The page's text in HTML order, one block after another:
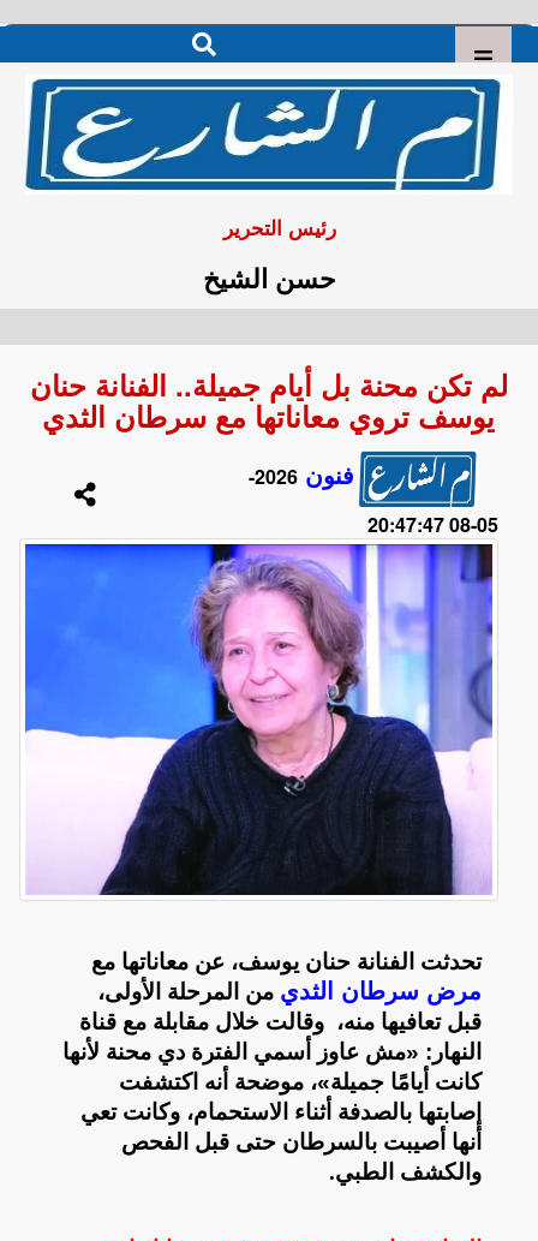
رئيس التحرير
حسن الشيخ
لم تكن محنة بل أيام جميلة.. الفنانة حنان
يوسف تروي معاناتها مع سرطان الثدي
فنون
2026-
05-08 20:47:47
تحدثت الفنانة حنان يوسف، عن معاناتها مع
مرض سرطان الثدي من المرحلة الأولى،
قبل تعافيها منه، وقالت خلال مقابلة مع قناة
النهار: «مش عاوز أسمي الفترة دي محنة لأنها
كانت أيامًا جميلة»، موضحة أنه اكتشفت
إصابتها بالصدفة أثناء الاستحمام، وكانت تعي
أنها أصيبت بالسرطان حتى قبل الفحص
والكشف الطبي.